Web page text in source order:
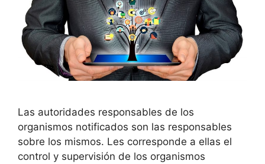
Las autoridades responsables de los
organismos notificados son las responsables
sobre los mismos. Les corresponde a ellas el
control y supervisión de los organismos